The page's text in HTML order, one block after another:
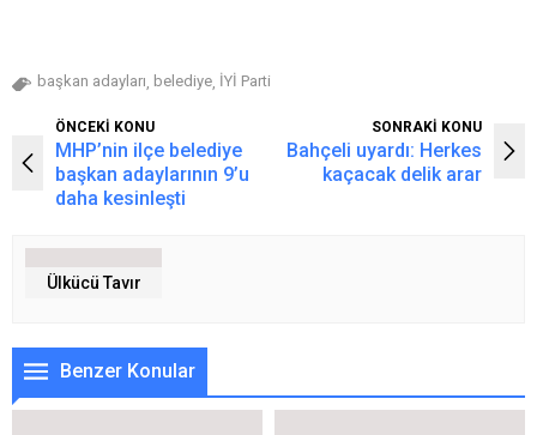
başkan adayları, belediye, İYİ Parti
ÖNCEKİ KONU
MHP’nin ilçe belediye
başkan adaylarının 9’u
daha kesinleşti
SONRAKİ KONU
Bahçeli uyardı: Herkes
kaçacak delik arar
Ülkücü Tavır
Benzer Konular